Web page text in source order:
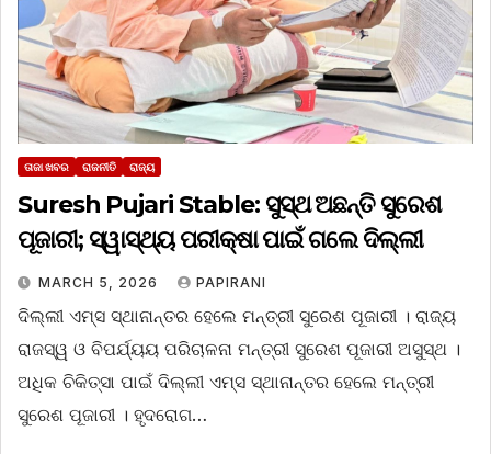
ତାଜା ଖବର ରାଜନୀତି ରାଜ୍ୟ
Suresh Pujari Stable: ସୁସ୍ଥ ଅଛନ୍ତି ସୁରେଶ
ପୂଜାରୀ; ସ୍ୱାସ୍ଥ୍ୟ ପରୀକ୍ଷା ପାଇଁ ଗଲେ ଦିଲ୍ଲୀ
MARCH 5, 2026 PAPIRANI
ଦିଲ୍ଲୀ ଏମ୍ସ ସ୍ଥାନାନ୍ତର ହେଲେ ମନ୍ତ୍ରୀ ସୁରେଶ ପୂଜାରୀ । ରାଜ୍ୟ
ରାଜସ୍ୱ ଓ ବିପର୍ଯ୍ୟୟ ପରିଚାଳନା ମନ୍ତ୍ରୀ ସୁରେଶ ପୂଜାରୀ ଅସୁସ୍ଥ ।
ଅଧିକ ଚିକିତ୍ସା ପାଇଁ ଦିଲ୍ଲୀ ଏମ୍ସ ସ୍ଥାନାନ୍ତର ହେଲେ ମନ୍ତ୍ରୀ
ସୁରେଶ ପୂଜାରୀ । ହୃଦରୋଗ…